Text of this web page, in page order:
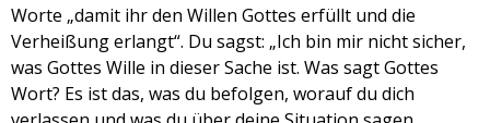
Worte „damit ihr den Willen Gottes erfüllt und die
Verheißung erlangt“. Du sagst: „Ich bin mir nicht sicher,
was Gottes Wille in dieser Sache ist. Was sagt Gottes
Wort? Es ist das, was du befolgen, worauf du dich